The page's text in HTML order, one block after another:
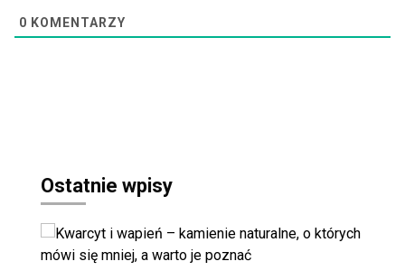
0 KOMENTARZY
Ostatnie wpisy